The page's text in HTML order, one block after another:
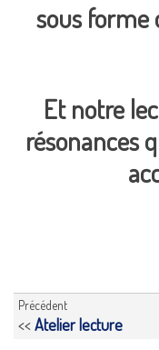
sous forme
Et notre
résonances
Précédent
<<Atelier lecture